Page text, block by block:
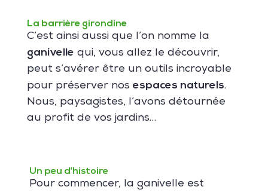
La barrière girondine
C’est ainsi aussi que l’on nomme la
ganivelle qui, vous allez le découvrir,
peut s’avérer être un outils incroyable
pour préserver nos espaces naturels.
Nous, paysagistes, l’avons détournée
au profit de vos jardins…
Un peu d’histoire
Pour commencer, la ganivelle est